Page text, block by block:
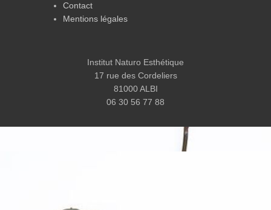
Contact
Mentions légales
Institut Naturo Esthétique
17 rue des Cordeliers
81000 ALBI
06 30 56 77 88